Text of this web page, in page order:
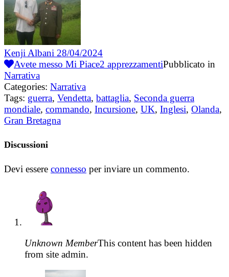
Kenji Albani 28/04/2024
Avete messo Mi Piace2 apprezzamentiPubblicato in
Narrativa
Categories: Narrativa
Tags: guerra, Vendetta, battaglia, Seconda guerra
mondiale, commando, Incursione, UK, Inglesi, Olanda,
Gran Bretagna
Discussioni
Devi essere connesso per inviare un commento.
Unknown MemberThis content has been hidden
from site admin.